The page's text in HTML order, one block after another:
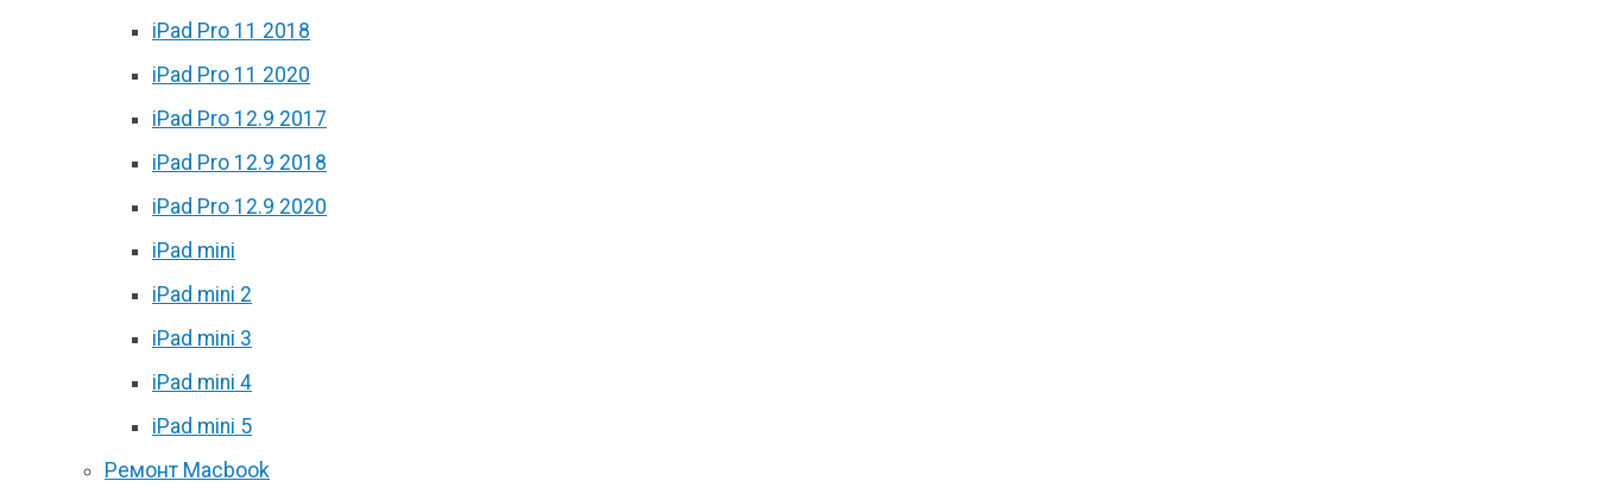
iPad Pro 11 2018
iPad Pro 11 2020
iPad Pro 12.9 2017
iPad Pro 12.9 2018
iPad Pro 12.9 2020
iPad mini
iPad mini 2
iPad mini 3
iPad mini 4
iPad mini 5
Ремонт Macbook